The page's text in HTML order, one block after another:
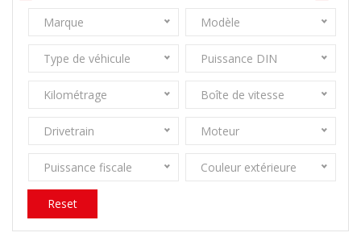
Marque Modèle
Type de véhicule Puissance DIN
Kilométrage Boîte de vitesse
Drivetrain Moteur
Puissance fiscale Couleur extérieure
Reset